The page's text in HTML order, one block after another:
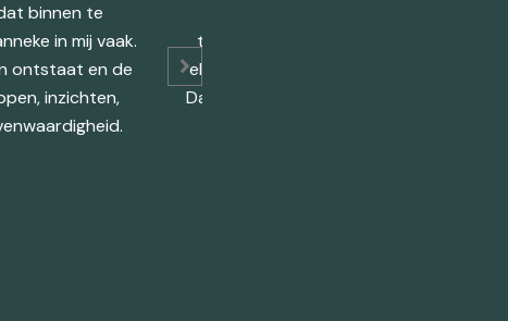
binnen te
in mij vaak.
ontstaat en de
inzichten,
twijfels, oordelen, het gevoel van niet
elkanders gevoel. Zonder gelijk te
Dat het er gewoon mag zijn. Dat is